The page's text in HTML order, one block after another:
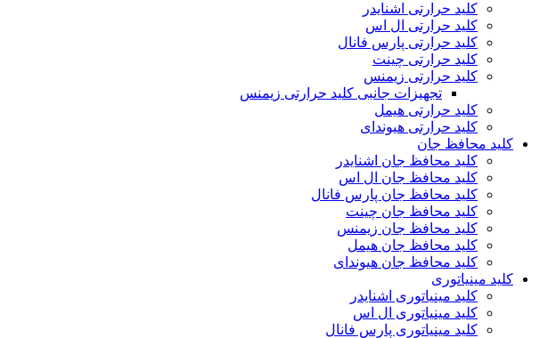
کلید حرارتی اشنایدر
کلید حرارتی ال اس
کلید حرارتی پارس فانال
کلید حرارتی چینت
کلید حرارتی زیمنس
تجهیزات جانبی کلید حرارتی زیمنس
کلید حرارتی هیمل
کلید حرارتی هیوندای
کلید محافظ جان
کلید محافظ جان اشنایدر
کلید محافظ جان ال اس
کلید محافظ جان پارس فانال
کلید محافظ جان چینت
کلید محافظ جان زیمنس
کلید محافظ جان هیمل
کلید محافظ جان هیوندای
کلید مینیاتوری
کلید مینیاتوری اشنایدر
کلید مینیاتوری ال اس
کلید مینیاتوری پارس فانال